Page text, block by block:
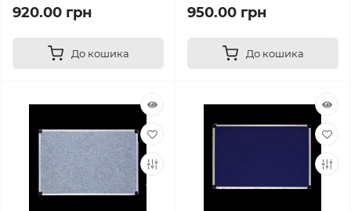
920.00 грн
До кошика
950.00 грн
До кошика